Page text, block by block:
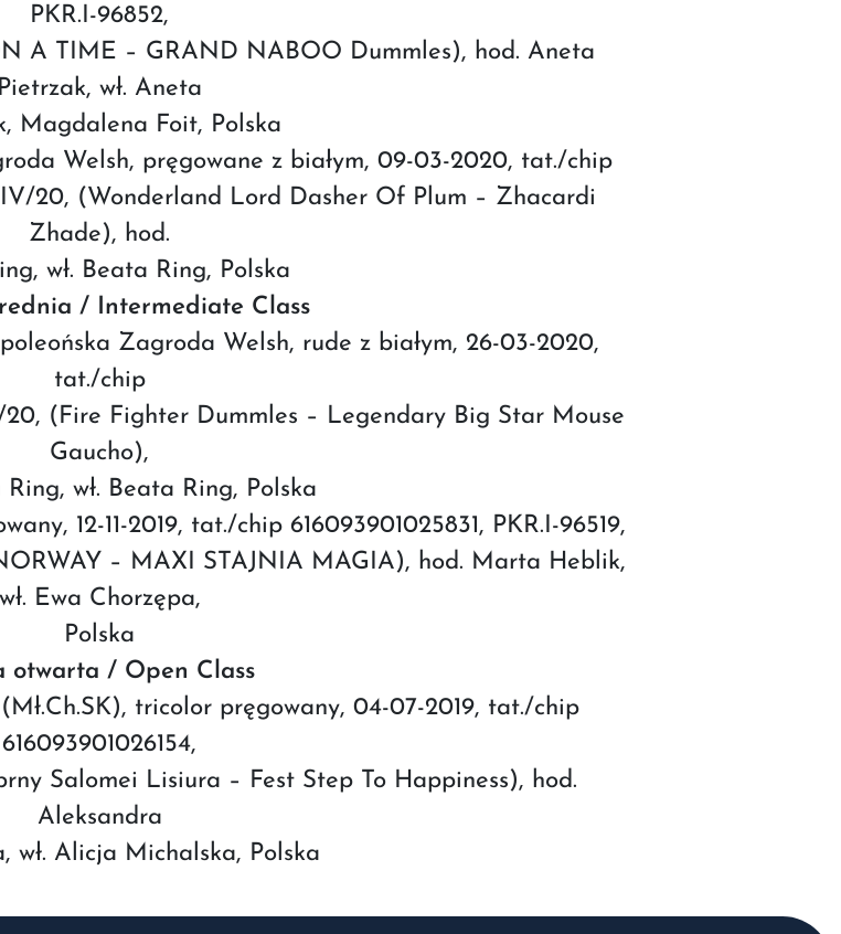
PKR.I-96852,
A TIME – GRAND NABOO Dummles), hod. Aneta
Pietrzak, wł. Aneta
Magdalena Foit, Polska
Welsh, pręgowane z białym, 09-03-2020, tat./chip
IV/20, (Wonderland Lord Dasher Of Plum – Zhacardi
Zhade), hod.
wł. Beata Ring, Polska
/ Intermediate Class
Zagroda Welsh, rude z białym, 26-03-2020,
tat./chip
20, (Fire Fighter Dummles – Legendary Big Star Mouse
Gaucho),
wł. Beata Ring, Polska
12-11-2019, tat./chip 616093901025831, PKR.I-96519,
– MAXI STAJNIA MAGIA), hod. Marta Heblik,
wł. Ewa Chorzępa,
Polska
otwarta / Open Class
tricolor pręgowany, 04-07-2019, tat./chip
616093901026154,
Salomei Lisiura – Fest Step To Happiness), hod.
Aleksandra
wł. Alicja Michalska, Polska